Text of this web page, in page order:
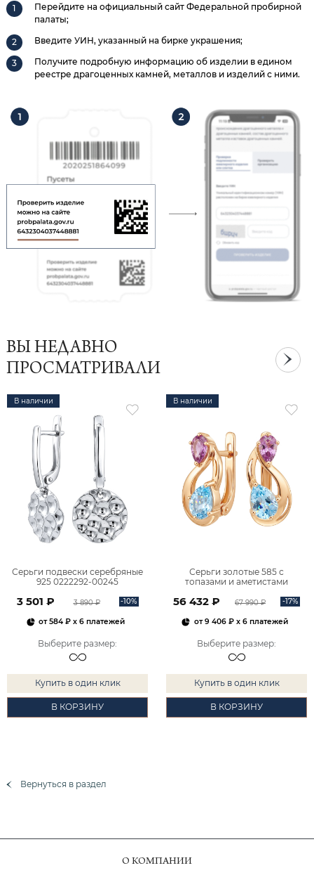
Перейдите на официальный сайт Федеральной пробирной
палаты;
Введите УИН, указанный на бирке украшения;
Получите подробную информацию об изделии в едином
реестре драгоценных камней, металлов и изделий с ними.
ВЫ НЕДАВНО
ПРОСМАТРИВАЛИ
В наличии
Серьги подвески серебряные
925 0222292-00245
3 501 ₽ 3 890 ₽ -10%
от584 ₽ x 6 платежей
Выберите размер:
Купить в один клик
В КОРЗИНУ
В наличии
Серьги золотые 585 с
топазами и аметистами
56 432 ₽ 67 990 ₽ -17%
от9 406 ₽x 6 платежей
Выберите размер:
Купить в один клик
В КОРЗИНУ
Вернуться в раздел
О КОМПАНИИ